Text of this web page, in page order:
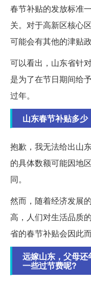
春节补贴的发放标准
关。对于高新区核心
可能会有其他的津贴政
可以看出，山东省针
是为了在节日期间给
过年。
山东春节补贴多少
抱歉，我无法给出山
的具体数额可能因地
同。
然而，随着经济发展
高，人们对生活品质
省的春节补贴会因此
远嫁山东，父母
一些过节费呢?